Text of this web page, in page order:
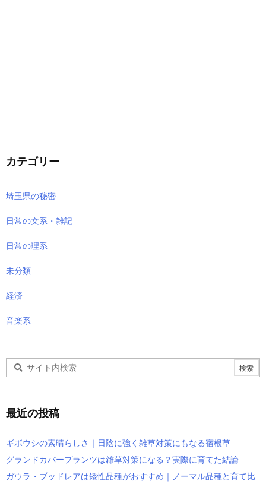
カテゴリー
埼玉県の秘密
日常の文系・雑記
日常の理系
未分類
経済
音楽系
最近の投稿
ギボウシの素晴らしさ｜日陰に強く雑草対策にもなる宿根草
グランドカバープランツは雑草対策になる？実際に育てた結論
ガウラ・ブッドレアは矮性品種がおすすめ｜ノーマル品種と育て比